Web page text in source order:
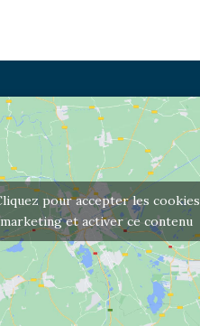
pour accepter les cookies
marketing et activer ce contenu